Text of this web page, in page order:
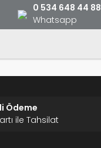
0 534 648 44 88
Whatsapp
Ödeme
ile Tahsilat